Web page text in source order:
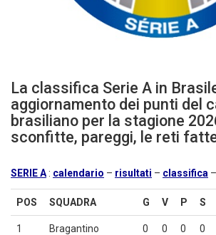
La classifica Serie A in
aggiornamento dei punti del
brasiliano per la stagione
sconfitte, pareggi, le reti
SERIE A : calendario – risultati – classifica –
POS SQUADRA G V P S
1 Bragantino 0 0 0 0